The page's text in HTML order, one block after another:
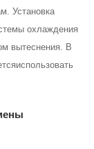
Установка
охлаждения
вытеснения. В